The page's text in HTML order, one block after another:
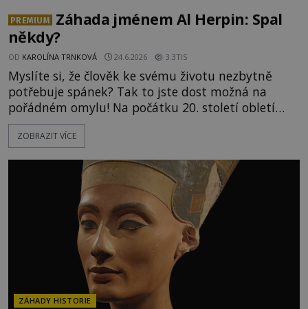
PREMIUM
Záhada jménem Al Herpin: Spal
někdy?
OD KAROLÍNA TRNKOVÁ 24.6.2026 3.3TIS
Myslíte si, že člověk ke svému životu nezbytně
potřebuje spánek? Tak to jste dost možná na
pořádném omylu! Na počátku 20. století obletí
světová média informace o muži, který údajně
nikdy nezamhouřil oka. Jak to vysvětlit? Příběh
vášnivé debaty. Zprávy o muži, který údajně
dokázal fungovat bez spánk
ZOBRAZIT VÍCE
ZÁHADY HISTORIE